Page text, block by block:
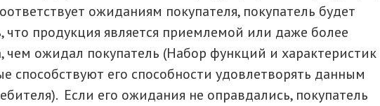
ожиданиям покупателя, покупатель будет
что продукция является приемлемой или даже более
чем ожидал покупатель (Набор функций и характеристик
способствуют его способности удовлетворять данным
Если его ожидания не оправдались, покупатель